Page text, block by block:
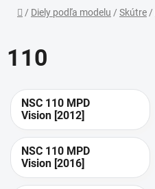
Domov
/ Diely podľa modelu / Skútre /
110
NSC 110 MPD
Vision [2012]
NSC 110 MPD
Vision [2016]